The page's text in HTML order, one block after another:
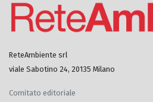
ReteAmbiente srl
viale Sabotino 24, 20135 Milano
Comitato editoriale